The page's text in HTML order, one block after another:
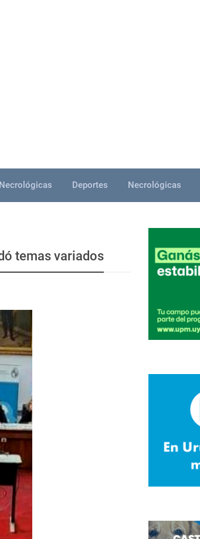
Necrológicas Deportes Necrológicas
temas variados